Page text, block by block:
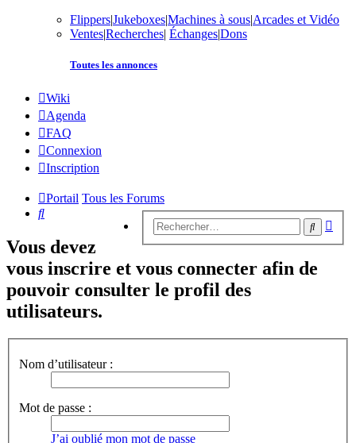
Flippers|Jukeboxes|Machines à sous|Arcades et Vidéo
Ventes|Recherches| Échanges|Dons
Toutes les annonces
Wiki
Agenda
FAQ
Connexion
Inscription
Portail Tous les Forums
Rechercher
Vous devez
vous inscrire et vous connecter afin de
pouvoir consulter le profil des
utilisateurs.
Nom d’utilisateur :
Mot de passe :
J’ai oublié mon mot de passe